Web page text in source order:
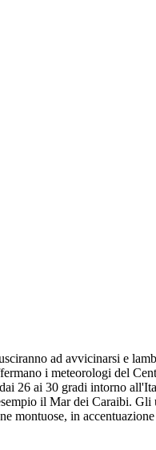
ad avvicinarsi e
i meteorologi del
26 ai 30 gradi intorno
il Mar dei Caraibi. Gli
montuose, in